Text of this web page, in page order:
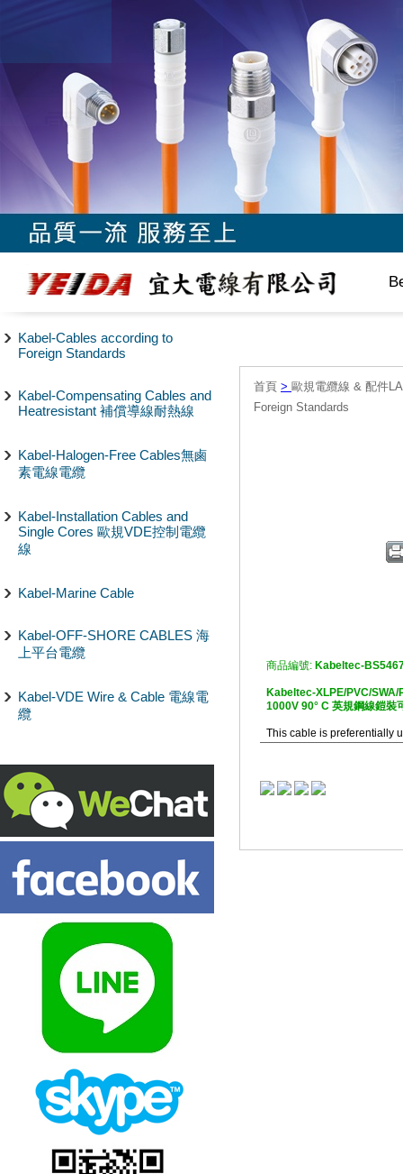
Kabel-Cables according to
Foreign Standards
Kabel-Compensating Cables and
Heatresistant 補償導線耐熱線
Kabel-Halogen-Free Cables無鹵
素電線電纜
Kabel-Installation Cables and
Single Cores 歐規VDE控制電纜
線
Kabel-Marine Cable
Kabel-OFF-SHORE CABLES 海
上平台電纜
Kabel-VDE Wire & Cable 電線電
纜
首頁 > 歐規電纜線 & 配件
Foreign Standards
商品編號: Kabeltec-
Kabeltec-XLPE/PVC/
1000V 90° C 英規鋼線鎧裝
This cable is preferentially